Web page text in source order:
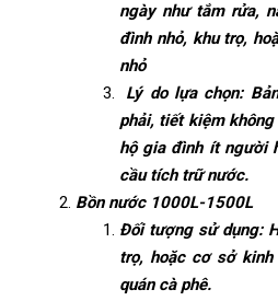
ngày như tắm rửa,
đình nhỏ, khu trọ,
nhỏ
Lý do lựa chọn:
phải, tiết kiệm
hộ gia đình ít người
cầu tích trữ nước.
Bồn nước 1000L-1500L
Đối tượng sử dụng:
trọ, hoặc cơ sở kinh
quán cà phê.